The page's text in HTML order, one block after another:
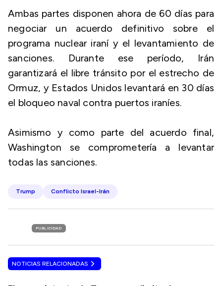
Ambas partes disponen ahora de 60 días para
negociar un acuerdo definitivo sobre el
programa nuclear iraní y el levantamiento de
sanciones. Durante ese período, Irán
garantizará el libre tránsito por el estrecho de
Ormuz, y Estados Unidos levantará en 30 días
el bloqueo naval contra puertos iraníes.
Asimismo y como parte del acuerdo final,
Washington se comprometería a levantar
todas las sanciones.
Trump Conflicto Israel-Irán
PUBLICIDAD
NOTICIAS RELACIONADAS